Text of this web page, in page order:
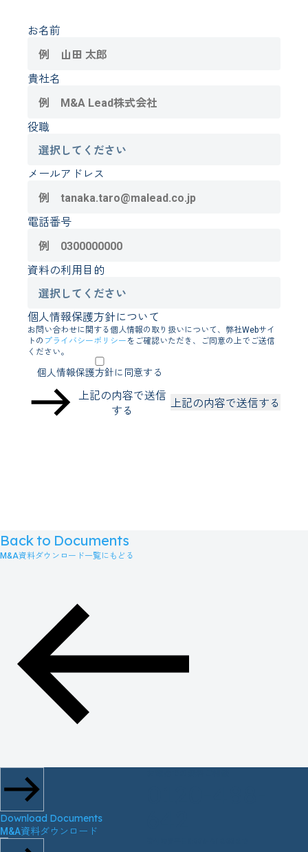
お名前
貴社名
役職
メールアドレス
電話番号
資料の利用目的
個人情報保護方針について
お問い合わせに関する個人情報の取り扱いについて、弊社Webサイ
トの プライバシーポリシーをご確認いただき、ご同意の上でご送信
ください。
個人情報保護方針に同意する
上記の内容で送信
する
Back to Documents
M&A資料ダウンロード一覧にもどる
Download Documents
M&A資料ダウンロード